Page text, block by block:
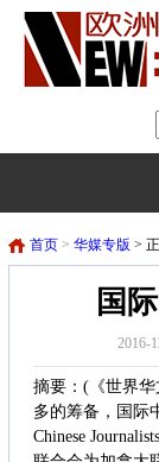
首页 > 华媒专版 >
国
2016-
摘要：(《世界华
多的筹备，国际
Chinese